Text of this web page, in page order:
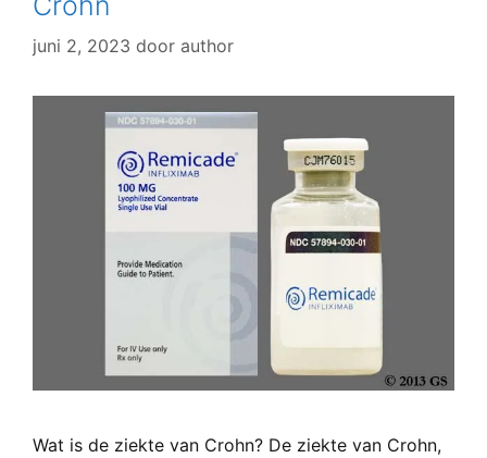
juni 2, 2023 door author
Wat is de ziekte van Crohn? De ziekte van Crohn,